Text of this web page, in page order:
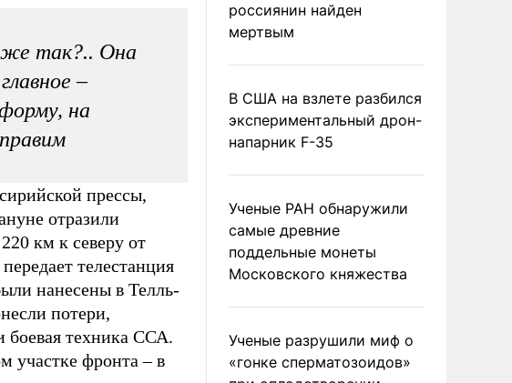
же так?.. Она
–
на
прессы,
отразили
км к северу от
телестанция
нанесены в Телль-
потери,
боевая техника ССА.
участке фронта – в
россиянин найден
мертвым
В США на взлете разбился
экспериментальный дрон-
напарник F-35
Ученые РАН обнаружили
самые древние
поддельные монеты
Московского княжества
Ученые разрушили миф о
«гонке сперматозоидов»